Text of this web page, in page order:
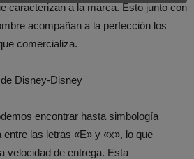
caracterizan a la marca. Esto junto con
acompañan a la perfección los
comercializa.
encontrar hasta simbología
las letras «E» y «x», lo que
velocidad de entrega. Esta